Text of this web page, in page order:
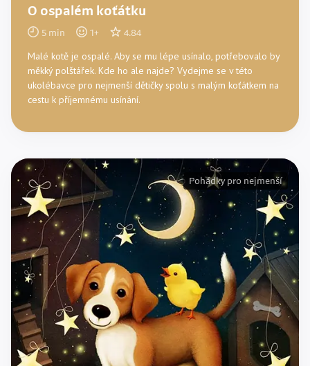
O ospalém koťátku
5 min 1+ 4.84
Malé kotě je ospalé. Aby se mu lépe usínalo, potřebovalo by
měkký polštářek. Kde ho ale najde? Vydejme se v této
ukolébavce pro nejmenší dětičky spolu s malým koťátkem na
cestu k příjemnému usínání.
Pohádky pro nejmenší